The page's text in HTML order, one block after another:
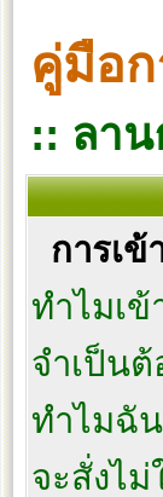
คู่มือ
:: ลาน
การเ
ทำไมเ
จำเป็น
ทำไมฉั
จะสั่งไ